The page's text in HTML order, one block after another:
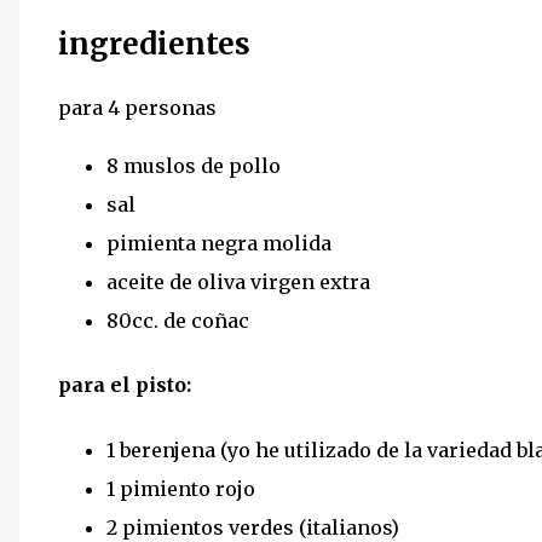
ingredientes
para 4 personas
8 muslos de pollo
sal
pimienta negra molida
aceite de oliva virgen extra
80cc. de coñac
para el pisto:
1 berenjena (yo he utilizado de la variedad
1 pimiento rojo
2 pimientos verdes (italianos)